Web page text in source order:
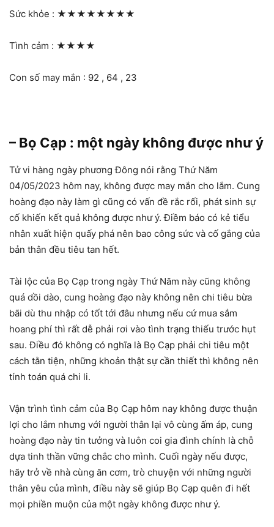
Sức khỏe : ★★★★★★★★
Tình cảm : ★★★★
Con số may mắn : 92 , 64 , 23
– Bọ Cạp : một ngày không được như ý
Tử vi hàng ngày phương Đông nói rằng Thứ Năm
04/05/2023 hôm nay, không được may mắn cho lắm. Cung
hoàng đạo này làm gì cũng có vấn đề rắc rối, phát sinh sự
cố khiến kết quả không được như ý. Điềm báo có kẻ tiểu
nhân xuất hiện quấy phá nên bao công sức và cố gắng của
bản thân đều tiêu tan hết.
Tài lộc của Bọ Cạp trong ngày Thứ Năm này cũng không
quá dồi dào, cung hoàng đạo này không nên chi tiêu bừa
bãi dù thu nhập có tốt tới đâu nhưng nếu cứ mua sắm
hoang phí thì rất dễ phải rơi vào tình trạng thiếu trước hụt
sau. Điều đó không có nghĩa là Bọ Cạp phải chi tiêu một
cách tằn tiện, những khoản thật sự cần thiết thì không nên
tính toán quá chi li.
Vận trình tình cảm của Bọ Cạp hôm nay không được thuận
lợi cho lắm nhưng với người thân lại vô cùng ấm áp, cung
hoàng đạo này tin tưởng và luôn coi gia đình chính là chỗ
dựa tinh thần vững chắc cho mình. Cuối ngày nếu được,
hãy trở về nhà cùng ăn cơm, trò chuyện với những người
thân yêu của mình, điều này sẽ giúp Bọ Cạp quên đi hết
mọi phiền muộn của một ngày không được như ý.